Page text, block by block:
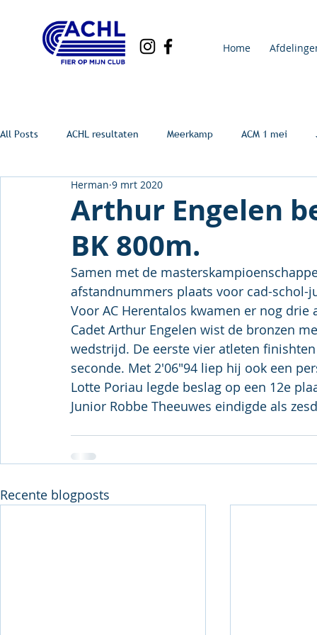
Home
All Posts ACHL resultaten Meerkamp ACM 1 mei
Arthur Engelen
BK 800m.
Herman 9 mrt 2020
Samen met de
afstandnummers plaats voor cad-schol-
Voor AC Herentalos kwamen er nog drie
Cadet Arthur Engelen wist de bronzen
wedstrijd. De eerste vier atleten
seconde. Met 2'06"94 liep hij ook een
Lotte Poriau legde beslag op een 12e
Junior Robbe Theeuwes eindigde als
Recente blogposts